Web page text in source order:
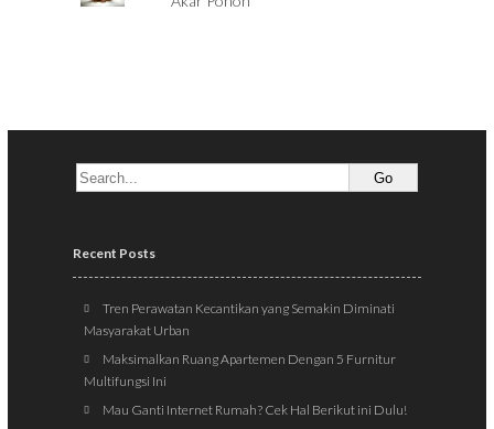
Recent Posts
Tren Perawatan Kecantikan yang Semakin Diminati
Masyarakat Urban
Maksimalkan Ruang Apartemen Dengan 5 Furnitur
Multifungsi Ini
Mau Ganti Internet Rumah? Cek Hal Berikut ini Dulu!